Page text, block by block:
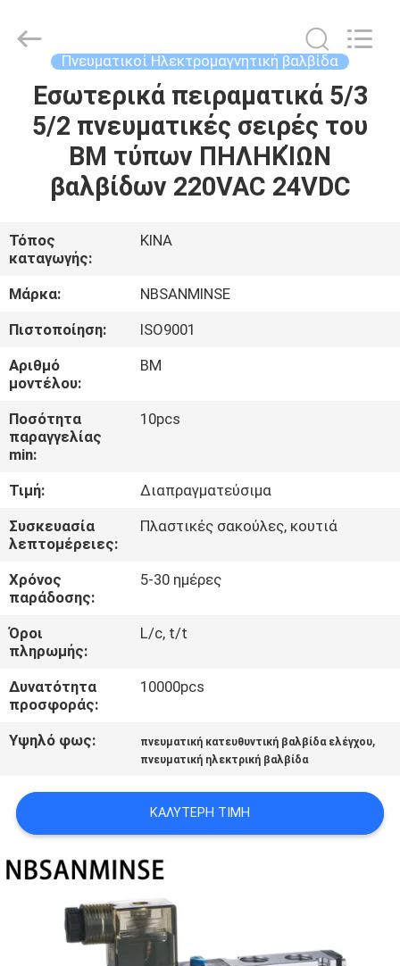
ΣΠΊΤΙ
ΠΡΟΪΌΝΤΑ
ΠΕΡΊΠΟΥ
ΕΜΕΊΣ
ΓΎΡΟΣ
ΕΡΓΟΣΤΑΣΊΩΝ
ΠΟΙΟΤΙΚΌΣ
ΈΛΕΓΧΟΣ
ΕΛΆΤΕ
ΣΕ
ΕΠΑΦΉ
ΜΕ
ΕΙΔΉΣΕΙΣ
ΖΗΤΉΣΤΕ
ΈΝΑ
ΑΠΌΣΠΑΣΜΑ
SITEMAP
ΠΟΛΙΤΙΚΉ
ΑΠΟΡΡΉΤΟΥ
Export
Reserved.
Πνευματικοί Ηλεκτρομαγνητική βαλβίδα
Εσωτερικά πειραματικά 5/3
5/2 πνευματικές σειρές του
BM τύπων ΠΗΛΗΚΊΩΝ
βαλβίδων 220VAC 24VDC
Τόπος
καταγωγής:
ΚΙΝΑ
Μάρκα:
NBSANMINSE
Πιστοποίηση:
ISO9001
Αριθμό
μοντέλου:
BM
Ποσότητα
παραγγελίας
min:
10pcs
Τιμή:
Διαπραγματεύσιμα
Συσκευασία
λεπτομέρειες:
Πλαστικές σακούλες, κουτιά
Χρόνος
παράδοσης:
5-30 ημέρες
Όροι
πληρωμής:
L/c, t/t
Δυνατότητα
προσφοράς:
10000pcs
Υψηλό φως: πνευματική κατευθυντική βαλβίδα ελέγχου,
πνευματική ηλεκτρική βαλβίδα
ΚΑΛΎΤΕΡΗ ΤΙΜΉ